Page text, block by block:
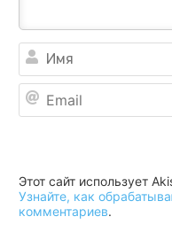
Этот сайт использует
Узнайте, как
комментариев.